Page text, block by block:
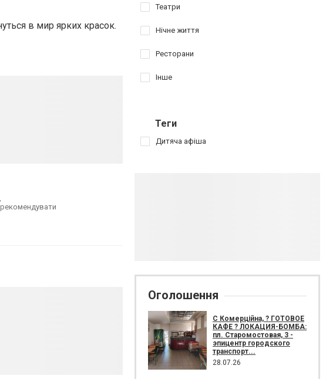
в мир ярких красок.
Театри
Нічне життя
Ресторани
Інше
Теги
Дитяча афіша
Оголошення
С Комерційна, ? ГОТОВОЕ
КАФЕ ? ЛОКАЦИЯ-БОМБА:
пл. Старомостовая, 3 -
эпицентр городского
транспорт...
28.07.26